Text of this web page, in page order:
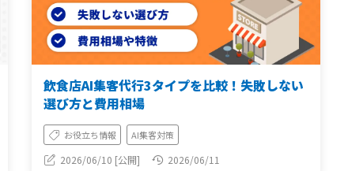
飲食店AI集客代行3タイプを比較！失敗しない
選び方と費用相場
お役立ち情報 AI集客対策
2026/06/10 [公開] 2026/06/11